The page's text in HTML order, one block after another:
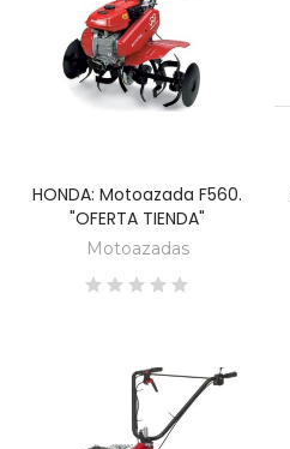
DESCUBRE
HONDA: Motoazada F560.
"OFERTA TIENDA"
Motoazadas